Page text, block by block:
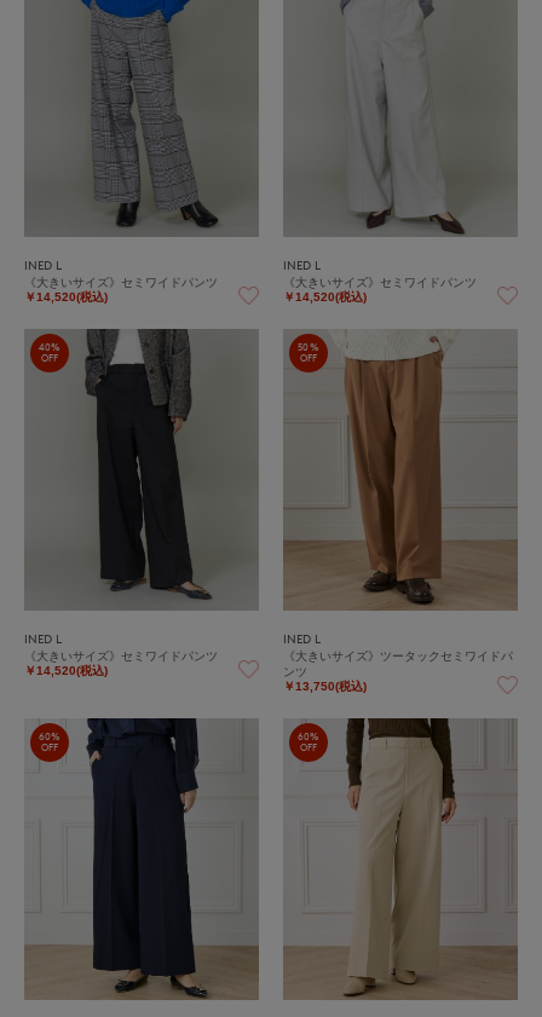
INED L
《大きいサイズ》セミワイドパンツ
￥14,520(税込)
INED L
《大きいサイズ》セミワイドパンツ
￥14,520(税込)
40%
OFF
INED L
《大きいサイズ》セミワイドパンツ
￥14,520(税込)
50%
OFF
INED L
《大きいサイズ》ツータックセミワイドパ
ンツ
￥13,750(税込)
60%
OFF
60%
OFF